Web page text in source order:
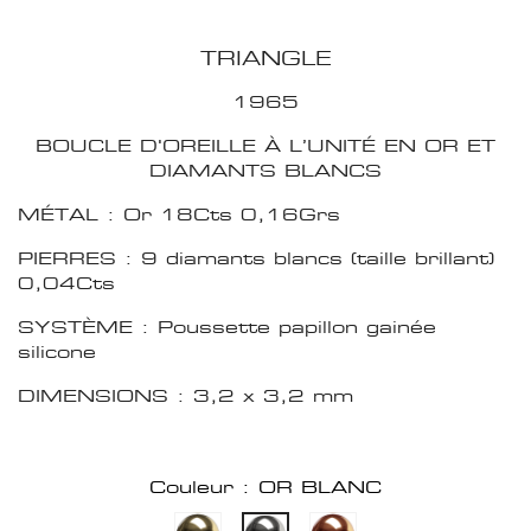
TRIANGLE
1965
BOUCLE D'OREILLE À L’UNITÉ EN OR ET
DIAMANTS BLANCS
MÉTAL : Or 18Cts 0,16Grs
PIERRES : 9 diamants blancs (taille brillant)
0,04Cts
SYSTÈME : Poussette papillon gainée
silicone
DIMENSIONS : 3,2 x 3,2 mm
Couleur : OR BLANC